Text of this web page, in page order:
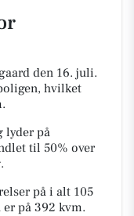
den 16. juli.
hvilket
lyder på
til 50% over
på i alt 105
er på 392 kvm.